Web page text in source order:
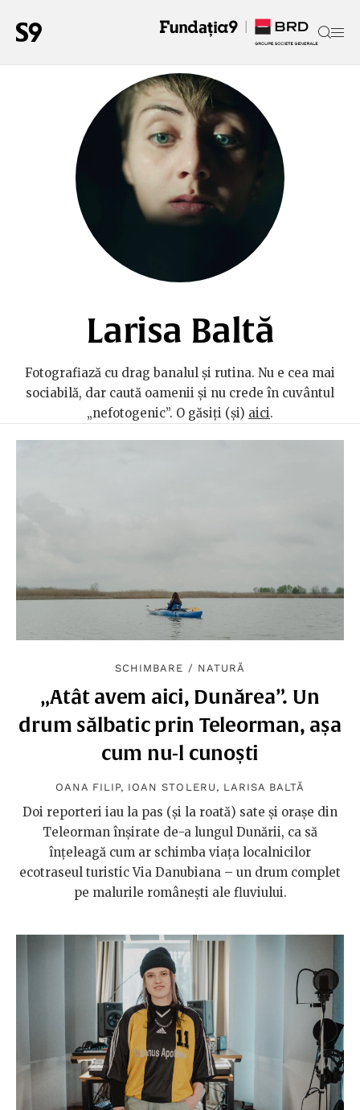
Larisa Baltă
Fotografiază cu drag banalul și rutina. Nu e cea mai
sociabilă, dar caută oamenii și nu crede în cuvântul
„nefotogenic”. O găsiți (și) aici.
SCHIMBARE / NATURĂ
„Atât avem aici, Dunărea”. Un
drum sălbatic prin Teleorman, așa
cum nu-l cunoști
OANA FILIP, IOAN STOLERU , LARISA BALTĂ
Doi reporteri iau la pas (și la roată) sate și orașe din
Teleorman înșirate de-a lungul Dunării, ca să
înțeleagă cum ar schimba viața localnicilor
ecotraseul turistic Via Danubiana – un drum complet
pe malurile românești ale fluviului.